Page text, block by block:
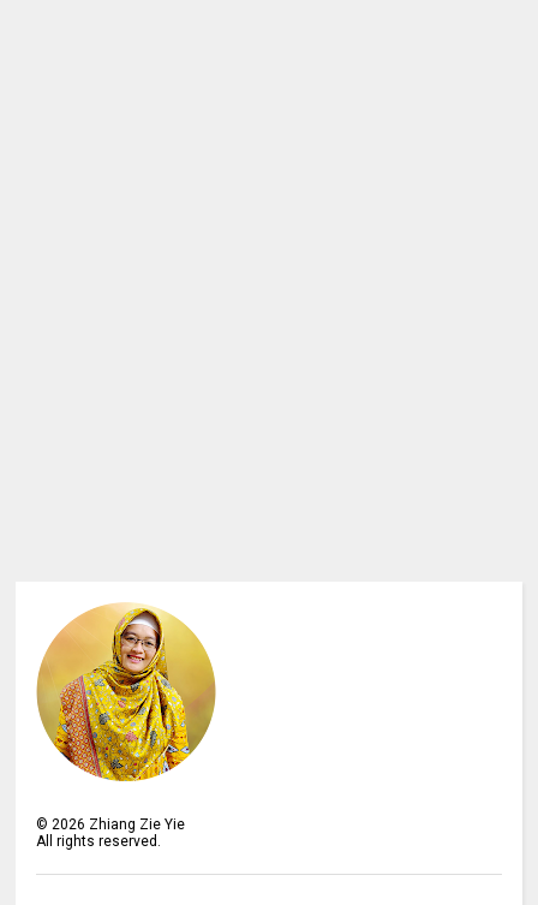
©2026 Zhiang Zie Yie
All rights reserved.